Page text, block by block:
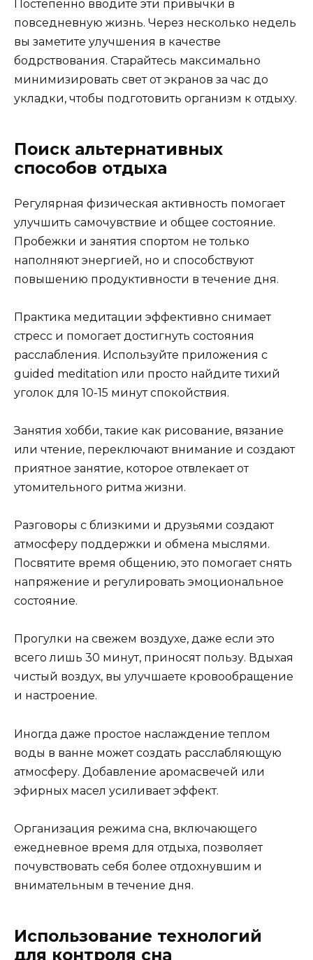
Постепенно вводите эти привычки в
повседневную жизнь. Через несколько недель
вы заметите улучшения в качестве
бодрствования. Старайтесь максимально
минимизировать свет от экранов за час до
укладки, чтобы подготовить организм к отдыху.
Поиск альтернативных
способов отдыха
Регулярная физическая активность помогает
улучшить самочувствие и общее состояние.
Пробежки и занятия спортом не только
наполняют энергией, но и способствуют
повышению продуктивности в течение дня.
Практика медитации эффективно снимает
стресс и помогает достигнуть состояния
расслабления. Используйте приложения с
guided meditation или просто найдите тихий
уголок для 10-15 минут спокойствия.
Занятия хобби, такие как рисование, вязание
или чтение, переключают внимание и создают
приятное занятие, которое отвлекает от
утомительного ритма жизни.
Разговоры с близкими и друзьями создают
атмосферу поддержки и обмена мыслями.
Посвятите время общению, это помогает снять
напряжение и регулировать эмоциональное
состояние.
Прогулки на свежем воздухе, даже если это
всего лишь 30 минут, приносят пользу. Вдыхая
чистый воздух, вы улучшаете кровообращение
и настроение.
Иногда даже простое наслаждение теплом
воды в ванне может создать расслабляющую
атмосферу. Добавление аромасвечей или
эфирных масел усиливает эффект.
Организация режима сна, включающего
ежедневное время для отдыха, позволяет
почувствовать себя более отдохнувшим и
внимательным в течение дня.
Использование технологий
для контроля сна